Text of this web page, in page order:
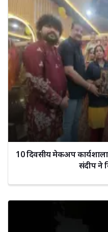
10 दिवसीय मेकअप
संदीप ने